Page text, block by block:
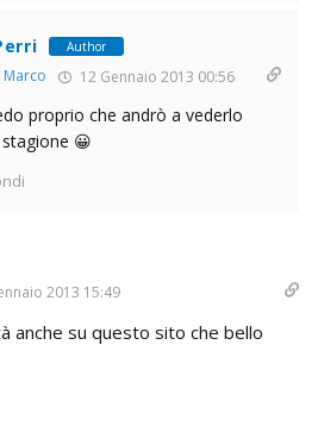
Author
Marco 12 Gennaio 2013 00:56
proprio che andrò a vederlo
😀
2013 15:49
anche su questo sito che bello